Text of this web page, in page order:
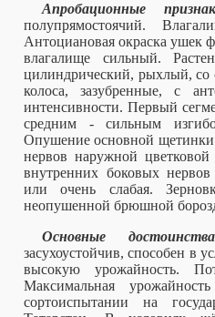
Апробационные
полупрямостоячий.
Антоциановая окраска ушек
влагалище сильный.
цилиндрический, рыхлый, со
колоса, зазубренные, с
интенсивности. Первый
средним - сильным
Опушение основной щетинки
нервов наружной
внутренних боковых
или очень слабая.
неопушенной брюшной
Основные
засухоустойчив, способен в
высокую урожайность.
Максимальная
сортоиспытании на